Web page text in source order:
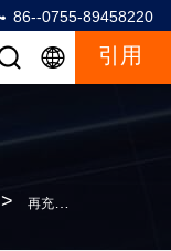
86--0755-89458220
引用
> 再充電可能な72V 24Ahの電気スクーターのリチウム電池